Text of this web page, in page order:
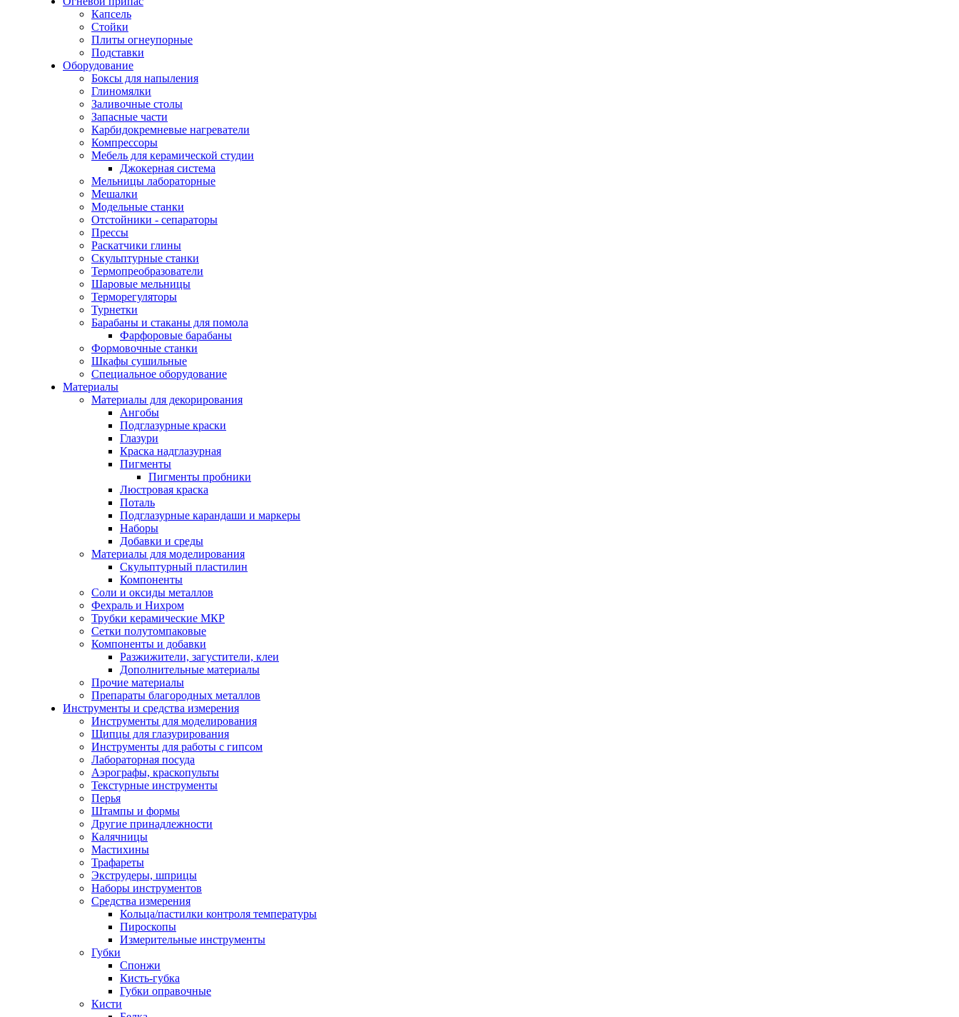
Капсель
Стойки
Плиты огнеупорные
Подставки
Оборудование
Боксы для напыления
Глиномялки
Заливочные столы
Запасные части
Карбидокремневые нагреватели
Компрессоры
Мебель для керамической студии
Джокерная система
Мельницы лабораторные
Мешалки
Модельные станки
Отстойники - сепараторы
Прессы
Раскатчики глины
Скульптурные станки
Термопреобразователи
Шаровые мельницы
Терморегуляторы
Турнетки
Барабаны и стаканы для помола
Фарфоровые барабаны
Формовочные станки
Шкафы сушильные
Специальное оборудование
Материалы
Материалы для декорирования
Ангобы
Подглазурные краски
Глазури
Краска надглазурная
Пигменты
Пигменты пробники
Люстровая краска
Поталь
Подглазурные карандаши и маркеры
Наборы
Добавки и среды
Материалы для моделирования
Скульптурный пластилин
Компоненты
Соли и оксиды металлов
Фехраль и Нихром
Трубки керамические МКР
Сетки полутомпаковые
Компоненты и добавки
Разжижители, загустители, клеи
Дополнительные материалы
Прочие материалы
Препараты благородных металлов
Инструменты и средства измерения
Инструменты для моделирования
Щипцы для глазурирования
Инструменты для работы с гипсом
Лабораторная посуда
Аэрографы, краскопульты
Текстурные инструменты
Перья
Штампы и формы
Другие принадлежности
Калячницы
Мастихины
Трафареты
Экструдеры, шприцы
Наборы инструментов
Средства измерения
Кольца/пастилки контроля температуры
Пироскопы
Измерительные инструменты
Губки
Спонжи
Кисть-губка
Губки оправочные
Кисти